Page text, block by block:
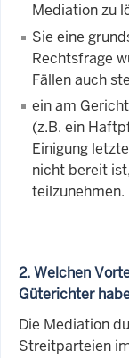
Mediation zu
Sie eine
Rechtsfrage
Fällen auch
ein am
(z.B. ein
Einigung
nicht bereit
teilzunehmen.
2. Welchen
Güterichter
Die Mediation
Streitparteien